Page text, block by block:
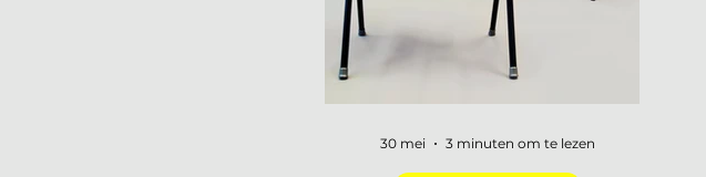
30 mei 3 minuten om te lezen